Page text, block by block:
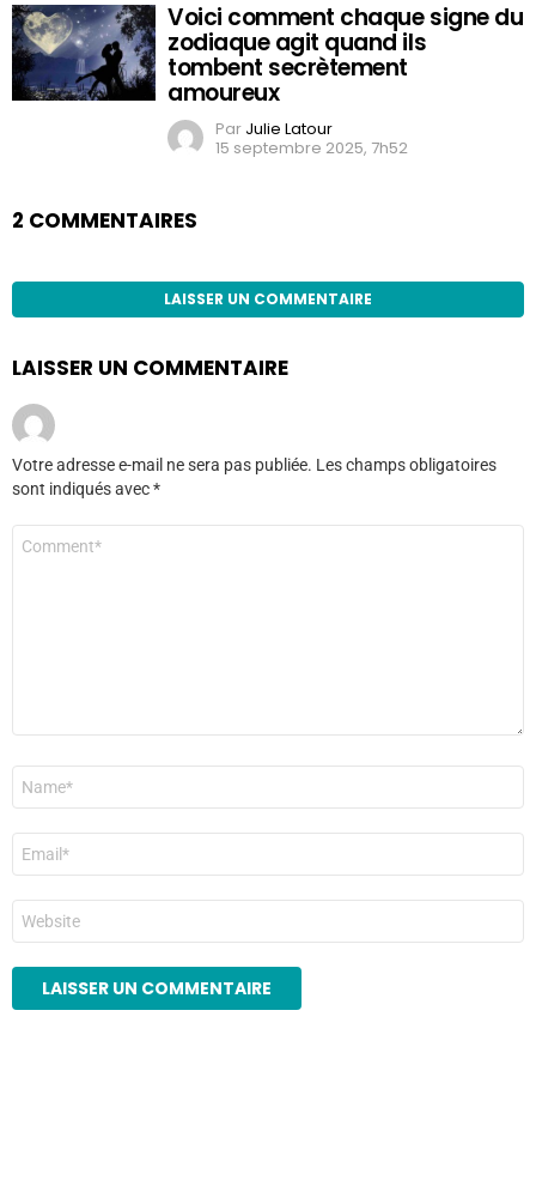
Voici comment chaque signe du
zodiaque agit quand ils
tombent secrètement
amoureux
Par Julie Latour
15 septembre 2025, 7h52
2 COMMENTAIRES
LAISSER UN COMMENTAIRE
LAISSER UN COMMENTAIRE
Votre adresse e-mail ne sera pas publiée. Les champs obligatoires
sont indiqués avec*
Commentaire
Nom
E-
mail
*
Site
web